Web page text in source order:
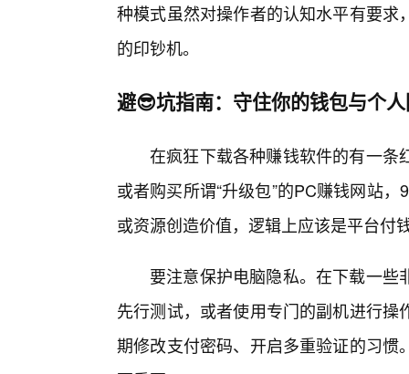
种模式虽然对操作者的认知水平有要
的印钞机。
避😎坑指南：守住你的钱包与个
在疯狂下载各种赚钱软件的有一条
或者购买所谓“升级包”的PC赚钱网站
或资源创造价值，逻辑上应该是平台付
要注意保护电脑隐私。在下载一
先行测试，或者使用专门的副机进行
期修改支付密码、开启多重验证的习